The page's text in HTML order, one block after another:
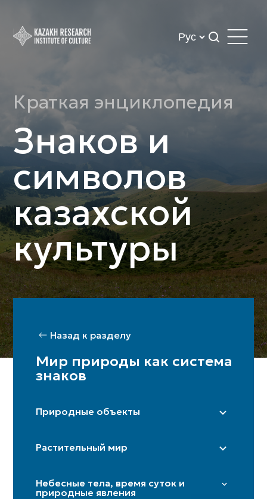
Краткая энциклопедия
Знаков и
символов
казахской
культуры
Назад к разделу
Мир природы как система
знаков
Природные объекты
Гора / горы
Дорога / перекрёсток
Растительный мир
Платан
Небесные тела, время суток и
природные явления